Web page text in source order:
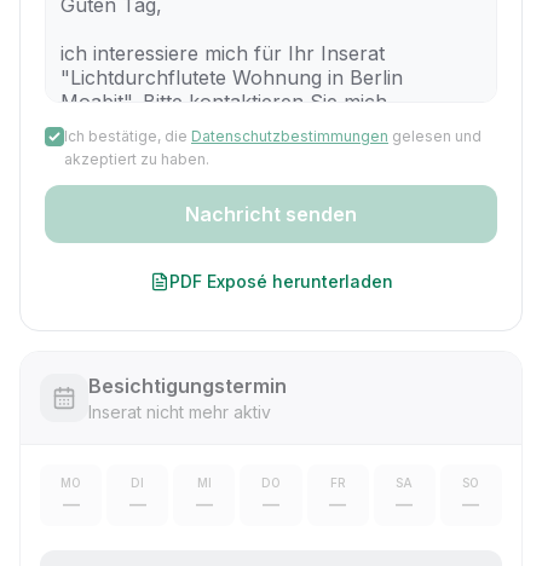
Ich bestätige, die Datenschutzbestimmungen gelesen und
akzeptiert zu haben.
Nachricht senden
PDF Exposé herunterladen
Besichtigungstermin
Inserat nicht mehr aktiv
MO
—
DI
—
MI
—
DO
—
FR
—
SA
—
SO
—